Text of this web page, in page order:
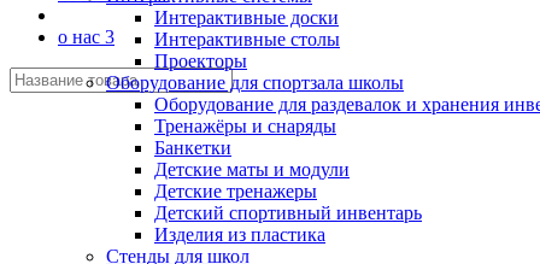
о нас 3
Интерактивные доски
Интерактивные столы
Проекторы
Оборудование для спортзала школы
Оборудование для раздевалок и хранения
Тренажёры и снаряды
Банкетки
Детские маты и модули
Детские тренажеры
Детский спортивный инвентарь
Изделия из пластика
Стенды для школ